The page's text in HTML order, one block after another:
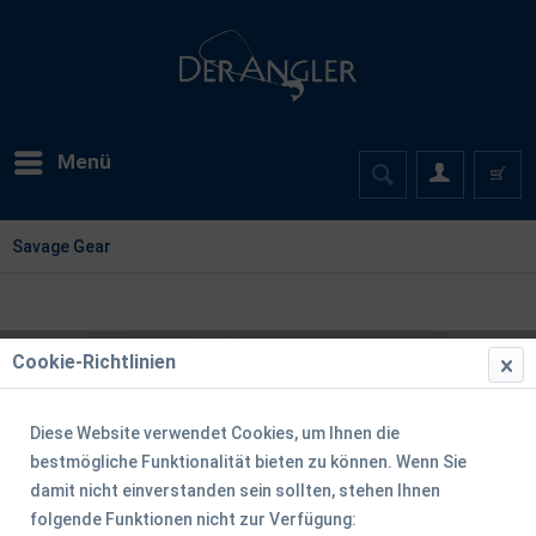
Menü
Savage Gear
Cookie-Richtlinien
Diese Website verwendet Cookies, um Ihnen die
bestmögliche Funktionalität bieten zu können. Wenn Sie
damit nicht einverstanden sein sollten, stehen Ihnen
folgende Funktionen nicht zur Verfügung: